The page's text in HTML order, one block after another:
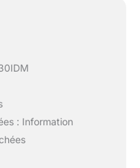
: Information